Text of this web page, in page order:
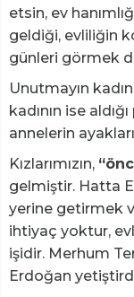
etsin, ev
geldiği, evliliğin
günleri görmek
Unutmayın
kadının ise
annelerin
Kızlarımızın,
gelmiştir. Hatta
yerine getirmek
ihtiyaç yoktur,
işidir. Merhum
Erdoğan